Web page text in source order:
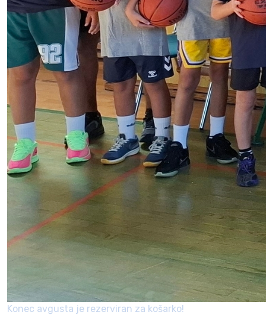
Konec avgusta je rezerviran za košarko!